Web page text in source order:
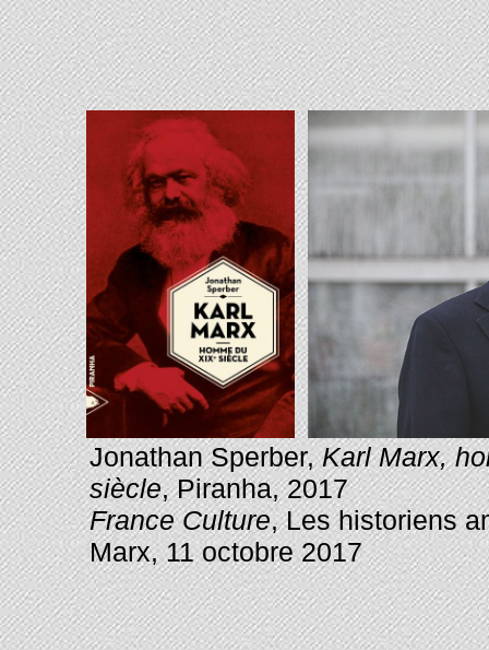
Jonathan Sperber,Karl Marx,
siècle, Piranha, 2017
France Culture, Les historiens
Marx, 11 octobre 2017